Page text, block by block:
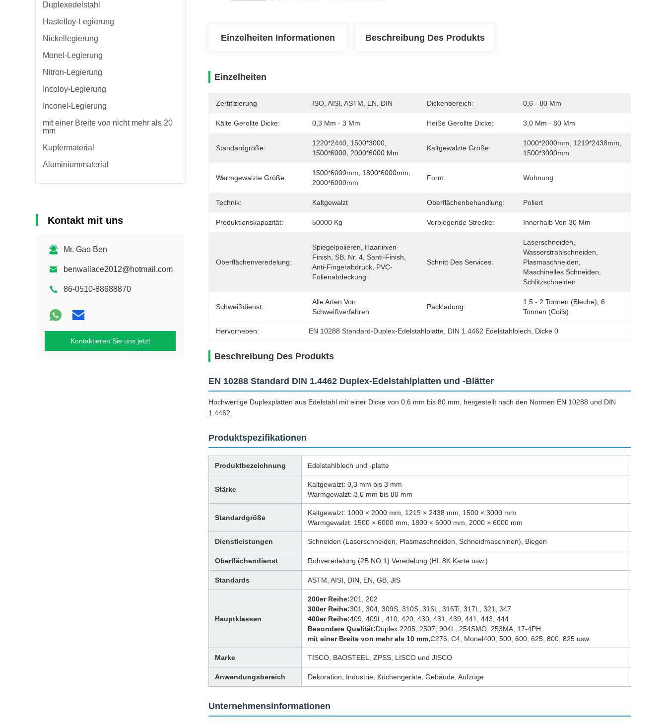
Duplexedelstahl
Hastelloy-Legierung
Nickellegierung
Monel-Legierung
Nitron-Legierung
Incoloy-Legierung
Inconel-Legierung
mit einer Breite von nicht mehr als 20
mm
Kupfermaterial
Aluminiummaterial
Kontakt mit uns
Mr. Gao Ben
benwallace2012@hotmail.com
86-0510-88688870
Kontaktieren Sie uns jetzt
Einzelheiten Informationen Beschreibung Des Produkts
Einzelheiten
Zertifizierung ISO, AISI, ASTM, EN, DIN Dickenbereich: 0,6 - 80 Mm
Kälte Gerollte Dicke: 0,3 Mm - 3 Mm Heiße Gerollte Dicke: 3,0 Mm - 80 Mm
Standardgröße:
1220*2440, 1500*3000,
1500*6000, 2000*6000 Mm
Kaltgewalzte Größe:
1000*2000mm, 1219*2438mm,
1500*3000mm
Warmgewalzte Größe:
1500*6000mm, 1800*6000mm,
2000*6000mm
Form: Wohnung
Technik: Kaltgewalzt Oberflächenbehandlung: Poliert
Produktionskapazität: 50000 Kg Verbiegende Strecke: Innerhalb Von 30 Mm
Oberflächenveredelung:
Spiegelpolieren, Haarlinien-
Finish, SB, Nr. 4, Santi-Finish,
Anti-Fingerabdruck, PVC-
Folienabdeckung
Schnitt Des Services:
Laserschneiden,
Wasserstrahlschneiden,
Plasmaschneiden,
Maschinelles Schneiden,
Schlitzschneiden
Schweißdienst:
Alle Arten Von
Schweißverfahren
Packladung:
1,5 - 2 Tonnen (Bleche), 6
Tonnen (Coils)
Hervorheben: EN 10288 Standard-Duplex-Edelstahlplatte DIN 1.4462 Edelstahlblech Dicke 0
Beschreibung Des Produkts
EN 10288 Standard DIN 1.4462 Duplex-Edelstahlplatten und -Blätter
Hochwertige Duplexplatten aus Edelstahl mit einer Dicke von 0,6 mm bis 80 mm, hergestellt nach den Normen EN 10288 und DIN
1.4462.
Produktspezifikationen
Produktbezeichnung Edelstahlblech und -platte
Stärke
Kaltgewalzt: 0,3 mm bis 3 mm
Warmgewalzt: 3,0 mm bis 80 mm
Standardgröße
Kaltgewalzt: 1000 × 2000 mm, 1219 × 2438 mm, 1500 × 3000 mm
Warmgewalzt: 1500 × 6000 mm, 1800 × 6000 mm, 2000 × 6000 mm
Dienstleistungen Schneiden (Laserschneiden, Plasmaschneiden, Schneidmaschinen), Biegen
Oberflächendienst Rohveredelung (2B NO.1) Veredelung (HL 8K Karte usw.)
Standards ASTM, AISI, DIN, EN, GB, JIS
Hauptklassen
200er Reihe:201, 202
300er Reihe:301, 304, 309S, 310S, 316L, 316Ti, 317L, 321, 347
400er Reihe:409, 409L, 410, 420, 430, 431, 439, 441, 443, 444
Besondere Qualität:Duplex 2205, 2507, 904L, 254SMO, 253MA, 17-4PH
mit einer Breite von mehr als 10 mm,C276, C4, Monel400, 500, 600, 625, 800, 825 usw.
Marke TISCO, BAOSTEEL, ZPSS, LISCO und JISCO
Anwendungsbereich Dekoration, Industrie, Küchengeräte, Gebäude, Aufzüge
Unternehmensinformationen